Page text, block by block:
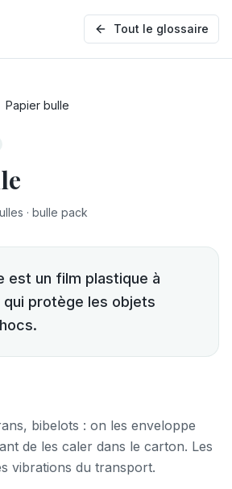
Tout le glossaire
Papier bulle
· bulle pack
est un film plastique à
protège les objets
bibelots : on les enveloppe
de les caler dans le carton. Les
vibrations du transport.